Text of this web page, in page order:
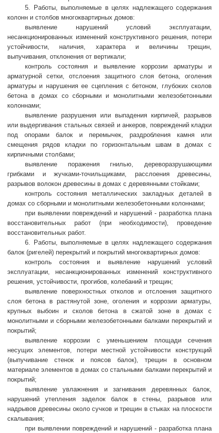
5. Работы, выполняемые в целях надлежащего содержания
колонн и столбов многоквартирных домов:
выявление нарушений условий эксплуатации,
несанкционированных изменений конструктивного решения, потери
устойчивости, наличия, характера и величины трещин,
выпучивания, отклонения от вертикали;
контроль состояния и выявление коррозии арматуры и
арматурной сетки, отслоения защитного слоя бетона, оголения
арматуры и нарушения ее сцепления с бетоном, глубоких сколов
бетона в домах со сборными и монолитными железобетонными
колоннами;
выявление разрушения или выпадения кирпичей, разрывов
или выдергивания стальных связей и анкеров, повреждений кладки
под опорами балок и перемычек, раздробления камня или
смещения рядов кладки по горизонтальным швам в домах с
кирпичными столбами;
выявление поражения гнилью, дереворазрушающими
грибками и жучками-точильщиками, расслоения древесины,
разрывов волокон древесины в домах с деревянными стойками;
контроль состояния металлических закладных деталей в
домах со сборными и монолитными железобетонными колоннами;
при выявлении повреждений и нарушений - разработка плана
восстановительных работ (при необходимости), проведение
восстановительных работ.
6. Работы, выполняемые в целях надлежащего содержания
балок (ригелей) перекрытий и покрытий многоквартирных домов:
контроль состояния и выявление нарушений условий
эксплуатации, несанкционированных изменений конструктивного
решения, устойчивости, прогибов, колебаний и трещин;
выявление поверхностных отколов и отслоения защитного
слоя бетона в растянутой зоне, оголения и коррозии арматуры,
крупных выбоин и сколов бетона в сжатой зоне в домах с
монолитными и сборными железобетонными балками перекрытий и
покрытий;
выявление коррозии с уменьшением площади сечения
несущих элементов, потери местной устойчивости конструкций
(выпучивание стенок и поясов балок), трещин в основном
материале элементов в домах со стальными балками перекрытий и
покрытий;
выявление увлажнения и загнивания деревянных балок,
нарушений утепления заделок балок в стены, разрывов или
надрывов древесины около сучков и трещин в стыках на плоскости
скалывания;
при выявлении повреждений и нарушений - разработка плана